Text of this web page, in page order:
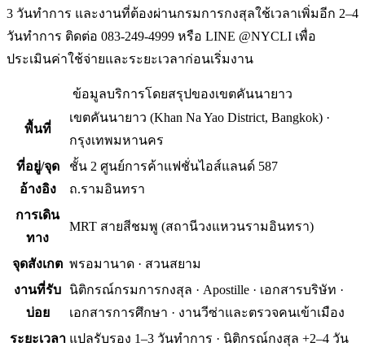
3 วันทำการ และงานที่ต้องผ่านกรมการกงสุลใช้เวลาเพิ่มอีก 2–4
วันทำการ ติดต่อ 083-249-4999 หรือ LINE @NYCLI เพื่อ
ประเมินค่าใช้จ่ายและระยะเวลาก่อนเริ่มงาน
ข้อมูลบริการโดยสรุปของเขตคันนายาว
พื้นที่
เขตคันนายาว (Khan Na Yao District, Bangkok) ·
กรุงเทพมหานคร
ที่อยู่/จุด
อ้างอิง
ชั้น 2 ศูนย์การค้าแฟชั่นไอส์แลนด์ 587
ถ.รามอินทรา
การเดิน
ทาง
MRT สายสีชมพู (สถานีวงแหวนรามอินทรา)
จุดสังเกต พรอมานาด · สวนสยาม
งานที่รับ
บ่อย
นิติกรณ์กรมการกงสุล · Apostille · เอกสารบริษัท ·
เอกสารการศึกษา · งานวีซ่าและตรวจคนเข้าเมือง
ระยะเวลา แปลรับรอง 1–3 วันทำการ · นิติกรณ์กงสุล +2–4 วัน